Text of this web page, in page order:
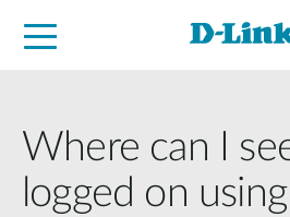
Where can I
logged on